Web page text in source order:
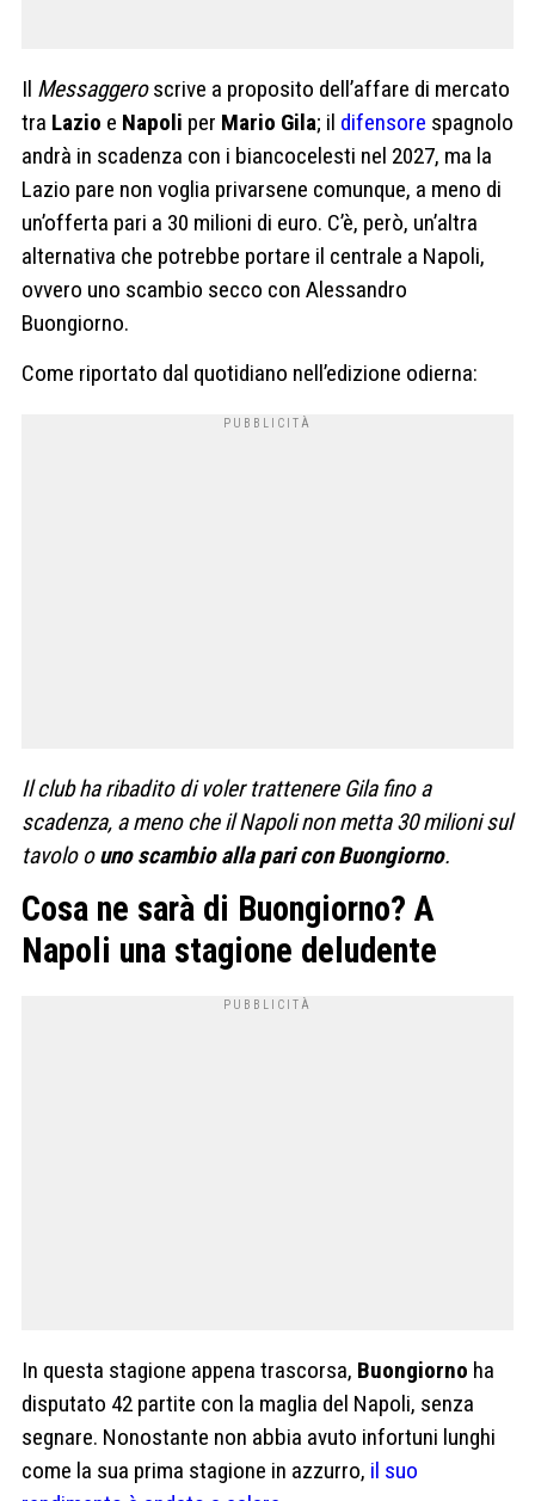
Il Messaggeroscrive a proposito dell’affare di mercato
tra Lazio e Napoli per Mario Gila; il difensore spagnolo
andrà in scadenza con i biancocelesti nel 2027, ma la
Lazio pare non voglia privarsene comunque, a meno di
un’offerta pari a 30 milioni di euro. C’è, però, un’altra
alternativa che potrebbe portare il centrale a Napoli,
ovvero uno scambio secco con Alessandro
Buongiorno.
Come riportato dal quotidiano nell’edizione odierna:
Il club ha ribadito di voler trattenere Gila fino a
scadenza, a meno che il Napoli non metta 30 milioni sul
tavolo ouno scambio alla pari con Buongiorno.
Cosa ne sarà di Buongiorno? A
Napoli una stagione deludente
In questa stagione appena trascorsa, Buongiorno ha
disputato 42 partite con la maglia del Napoli, senza
segnare. Nonostante non abbia avuto infortuni lunghi
come la sua prima stagione in azzurro, il suo